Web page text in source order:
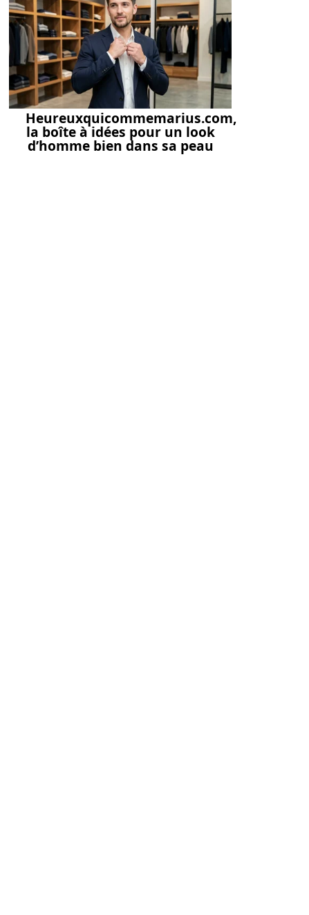
Heureuxquicommemarius.com,
la boîte à idées pour un look
d’homme bien dans sa peau